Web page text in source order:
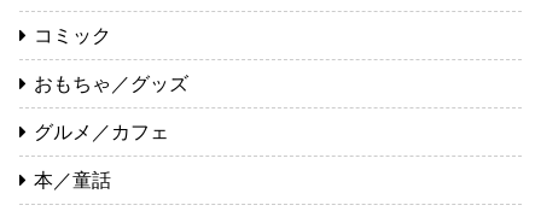
コミック
おもちゃ／グッズ
グルメ／カフェ
本／童話